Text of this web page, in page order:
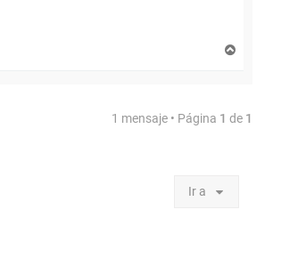
a
1 mensaje • Página 1 de 1
Ir a